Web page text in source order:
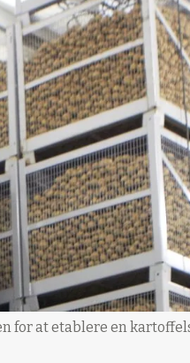
for at etablere en